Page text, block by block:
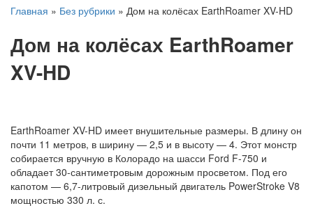
Главная » Без рубрики » Дом на колёсах EarthRoamer XV-HD
Дом на колёсах EarthRoamer
XV-HD
EarthRoamer XV-HD имеет внушительные размеры. В длину он
почти 11 метров, в ширину — 2,5 и в высоту — 4. Этот монстр
собирается вручную в Колорадо на шасси Ford F-750 и
обладает 30-сантиметровым дорожным просветом. Под его
капотом — 6,7-литровый дизельный двигатель PowerStroke V8
мощностью 330 л. с.